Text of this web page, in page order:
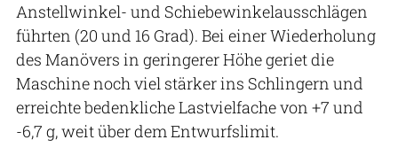
Anstellwinkel- und Schiebewinkelausschlägen
führten (20 und 16 Grad). Bei einer Wiederholung
des Manövers in geringerer Höhe geriet die
Maschine noch viel stärker ins Schlingern und
erreichte bedenkliche Lastvielfache von +7 und
-6,7 g, weit über dem Entwurfslimit.